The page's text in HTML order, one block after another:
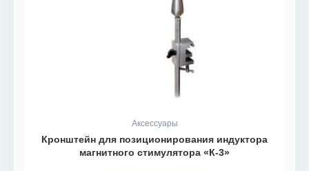
Аксессуары
Кронштейн для позиционирования индуктора
магнитного стимулятора «К-3»